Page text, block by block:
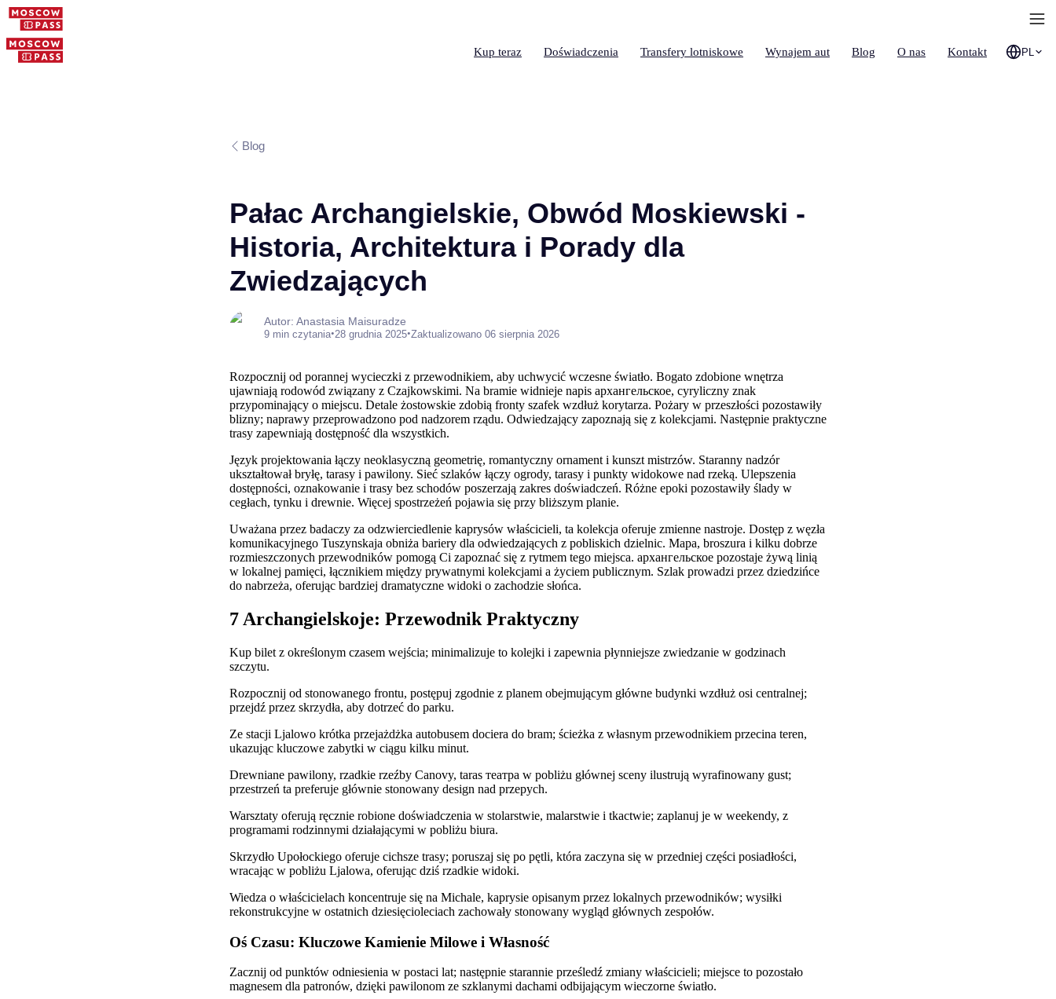
Kup teraz Doświadczenia Transfery lotniskowe Wynajem aut Blog O nas Kontakt PL
Blog
Pałac Archangielskie, Obwód Moskiewski -
Historia, Architektura i Porady dla
Zwiedzających
Autor: Anastasia Maisuradze
9 min czytania•28 grudnia 2025•Zaktualizowano 06 sierpnia 2026
Rozpocznij od porannej wycieczki z przewodnikiem, aby uchwycić wczesne światło. Bogato zdobione wnętrza
ujawniają rodowód związany z Czajkowskimi. Na bramie widnieje napis архангельское, cyryliczny znak
przypominający o miejscu. Detale żostowskie zdobią fronty szafek wzdłuż korytarza. Pożary w przeszłości pozostawiły
blizny; naprawy przeprowadzono pod nadzorem rządu. Odwiedzający zapoznają się z kolekcjami. Następnie praktyczne
trasy zapewniają dostępność dla wszystkich.
Język projektowania łączy neoklasyczną geometrię, romantyczny ornament i kunszt mistrzów. Staranny nadzór
ukształtował bryłę, tarasy i pawilony. Sieć szlaków łączy ogrody, tarasy i punkty widokowe nad rzeką. Ulepszenia
dostępności, oznakowanie i trasy bez schodów poszerzają zakres doświadczeń. Różne epoki pozostawiły ślady w
cegłach, tynku i drewnie. Więcej spostrzeżeń pojawia się przy bliższym planie.
Uważana przez badaczy za odzwierciedlenie kaprysów właścicieli, ta kolekcja oferuje zmienne nastroje. Dostęp z węzła
komunikacyjnego Tuszynskaja obniża bariery dla odwiedzających z pobliskich dzielnic. Mapa, broszura i kilku dobrze
rozmieszczonych przewodników pomogą Ci zapoznać się z rytmem tego miejsca. архангельское pozostaje żywą linią
w lokalnej pamięci, łącznikiem między prywatnymi kolekcjami a życiem publicznym. Szlak prowadzi przez dziedzińce
do nabrzeża, oferując bardziej dramatyczne widoki o zachodzie słońca.
7 Archangielskoje: Przewodnik Praktyczny
Kup bilet z określonym czasem wejścia; minimalizuje to kolejki i zapewnia płynniejsze zwiedzanie w godzinach
szczytu.
Rozpocznij od stonowanego frontu, postępuj zgodnie z planem obejmującym główne budynki wzdłuż osi centralnej;
przejdź przez skrzydła, aby dotrzeć do parku.
Ze stacji Ljalowo krótka przejażdżka autobusem dociera do bram; ścieżka z własnym przewodnikiem przecina teren,
ukazując kluczowe zabytki w ciągu kilku minut.
Drewniane pawilony, rzadkie rzeźby Canovy, taras театра w pobliżu głównej sceny ilustrują wyrafinowany gust;
przestrzeń ta preferuje głównie stonowany design nad przepych.
Warsztaty oferują ręcznie robione doświadczenia w stolarstwie, malarstwie i tkactwie; zaplanuj je w weekendy, z
programami rodzinnymi działającymi w pobliżu biura.
Skrzydło Upołockiego oferuje cichsze trasy; poruszaj się po pętli, która zaczyna się w przedniej części posiadłości,
wracając w pobliżu Ljalowa, oferując dziś rzadkie widoki.
Wiedza o właścicielach koncentruje się na Michale, kaprysie opisanym przez lokalnych przewodników; wysiłki
rekonstrukcyjne w ostatnich dziesięcioleciach zachowały stonowany wygląd głównych zespołów.
Oś Czasu: Kluczowe Kamienie Milowe i Własność
Zacznij od punktów odniesienia w postaci lat; następnie starannie prześledź zmiany właścicieli; miejsce to pozostało
magnesem dla patronów, dzięki pawilonom ze szklanymi dachami odbijającym wieczorne światło.